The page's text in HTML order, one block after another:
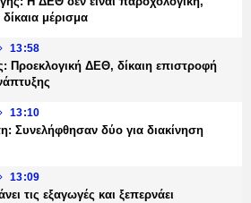
μέρισμα
13:58
Προεκλογική ΔΕΘ, δίκαιη επιστροφή
13:10
Συνελήφθησαν δύο για διακίνηση
13:09
τις εξαγωγές και ξεπερνάει